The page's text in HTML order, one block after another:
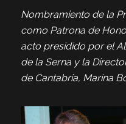
Nombramiento de la
como Patrona de
acto presidido por el
de la Serna y la
de Cantabria, Marina